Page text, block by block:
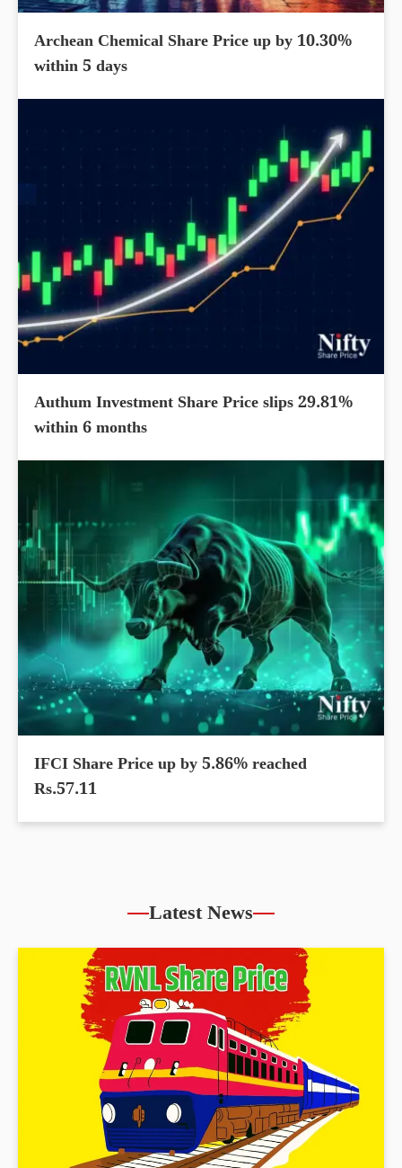
Archean Chemical Share Price up by 10.30%
within 5 days
Authum Investment Share Price slips 29.81%
within 6 months
IFCI Share Price up by 5.86% reached
Rs.57.11
Latest News